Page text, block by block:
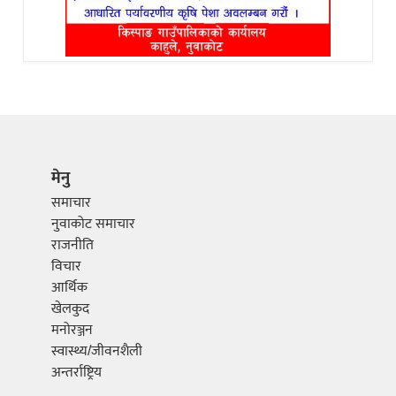
मेनु
समाचार
नुवाकोट समाचार
राजनीति
विचार
आर्थिक
खेलकुद
मनोरञ्जन
स्वास्थ्य/जीवनशैली
अन्तर्राष्ट्रिय